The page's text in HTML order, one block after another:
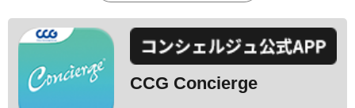
CCG Concierge